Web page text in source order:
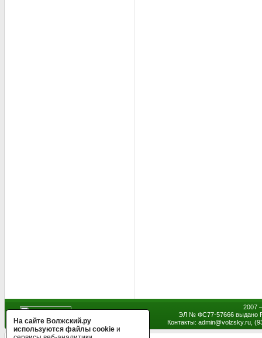
2007
ЭЛ № ФС77-57666 выдано
Контакты: admin@volzsky.ru,
На сайте Волжский.ру
используются файлы cookie и